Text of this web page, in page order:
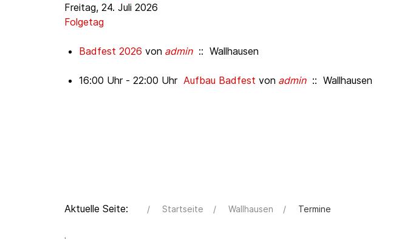
Freitag, 24. Juli 2026
Folgetag
Badfest 2026 von admin:: Wallhausen
16:00 Uhr - 22:00 Uhr Aufbau Badfest von admin:: Wallhausen
Aktuelle Seite: Startseite Wallhausen Termine